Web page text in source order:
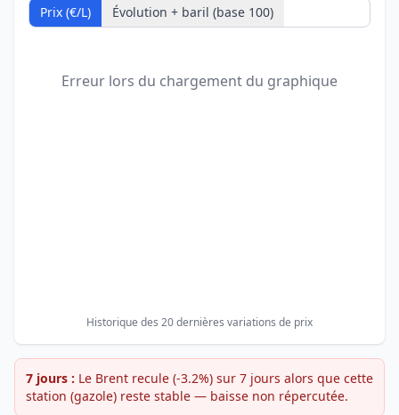
Prix (€/L) Évolution + baril (base 100)
Erreur lors du chargement du graphique
Historique des 20 dernières variations de prix
7 jours : Le Brent recule (-3.2%) sur 7 jours alors que cette
station (gazole) reste stable — baisse non répercutée.